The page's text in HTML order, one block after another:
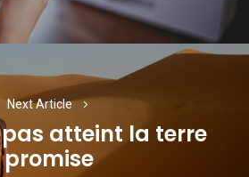
Next Article
Next
post:
pas atteint la terre
promise